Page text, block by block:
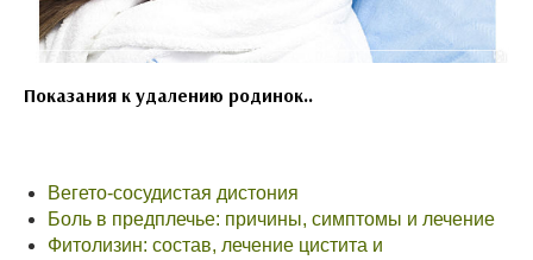
Показания к удалению родинок..
Вегето-сосудистая дистония
Боль в предплечье: причины, симптомы и лечение
Фитолизин: состав, лечение цистита и